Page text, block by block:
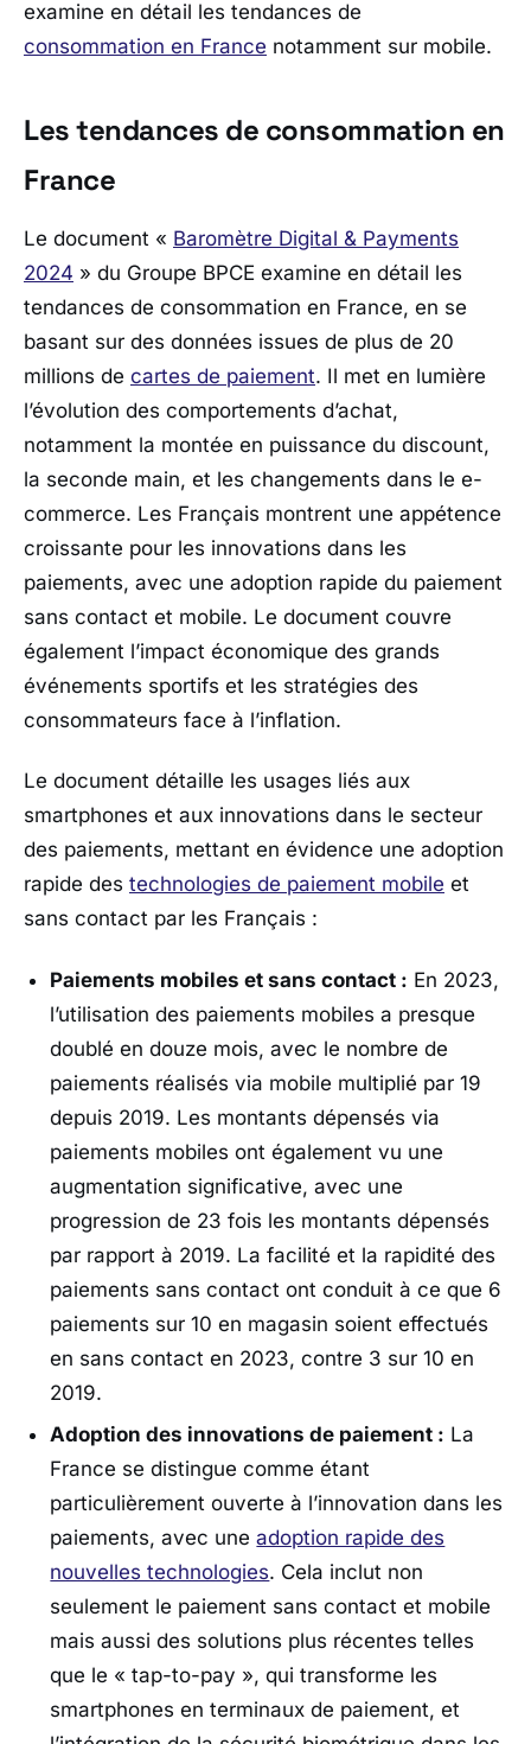
examine en détail les tendances de
consommation en France notamment sur mobile.
Les tendances de consommation en
France
Le document « Baromètre Digital & Payments
2024 » du Groupe BPCE examine en détail les
tendances de consommation en France, en se
basant sur des données issues de plus de 20
millions de cartes de paiement. Il met en lumière
l’évolution des comportements d’achat,
notamment la montée en puissance du discount,
la seconde main, et les changements dans le e-
commerce. Les Français montrent une appétence
croissante pour les innovations dans les
paiements, avec une adoption rapide du paiement
sans contact et mobile. Le document couvre
également l’impact économique des grands
événements sportifs et les stratégies des
consommateurs face à l’inflation.
Le document détaille les usages liés aux
smartphones et aux innovations dans le secteur
des paiements, mettant en évidence une adoption
rapide des technologies de paiement mobile et
sans contact par les Français :
Paiements mobiles et sans contact : En 2023,
l’utilisation des paiements mobiles a presque
doublé en douze mois, avec le nombre de
paiements réalisés via mobile multiplié par 19
depuis 2019. Les montants dépensés via
paiements mobiles ont également vu une
augmentation significative, avec une
progression de 23 fois les montants dépensés
par rapport à 2019. La facilité et la rapidité des
paiements sans contact ont conduit à ce que 6
paiements sur 10 en magasin soient effectués
en sans contact en 2023, contre 3 sur 10 en
2019.
Adoption des innovations de paiement : La
France se distingue comme étant
particulièrement ouverte à l’innovation dans les
paiements, avec uneadoption rapide des
nouvelles technologies. Cela inclut non
seulement le paiement sans contact et mobile
mais aussi des solutions plus récentes telles
que le « tap-to-pay », qui transforme les
smartphones en terminaux de paiement, et